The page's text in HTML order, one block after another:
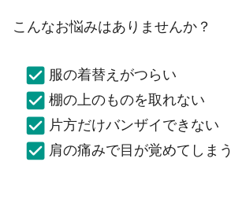
こんなお悩みはありませんか？
服の着替えがつらい
棚の上のものを取れない
片方だけバンザイできない
肩の痛みで目が覚めてしまう